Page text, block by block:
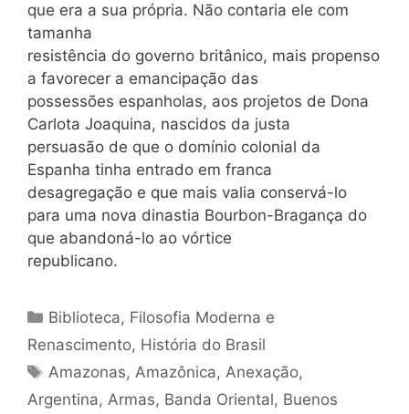
que era a sua própria. Não contaria ele com
tamanha
resistência do governo britânico, mais propenso
a favorecer a emancipação das
possessões espanholas, aos projetos de Dona
Carlota Joaquina, nascidos da justa
persuasão de que o domínio colonial da
Espanha tinha entrado em franca
desagregação e que mais valia conservá-lo
para uma nova dinastia Bourbon-Bragança do
que abandoná-lo ao vórtice
republicano.
Categorias
Biblioteca, Filosofia Moderna e
Renascimento, História do Brasil
Tags
Amazonas,Amazônica,Anexação,
Argentina, Armas, Banda Oriental, Buenos